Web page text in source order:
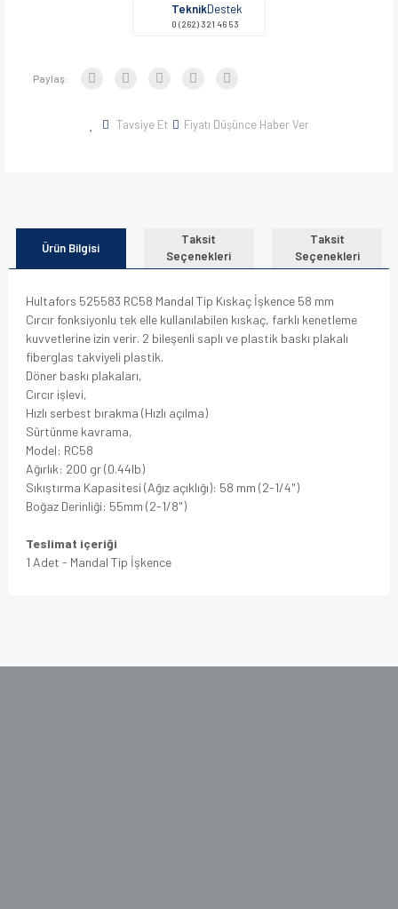
TeknikDestek
0 (262) 321 46 53
Paylaş:
Tavsiye Et Fiyatı Düşünce Haber Ver
Ürün Bilgisi
Taksit
Seçenekleri
Taksit
Seçenekleri
Hultafors 525583 RC58 Mandal Tip Kıskaç İşkence 58 mm
Cırcır fonksiyonlu tek elle kullanılabilen kıskaç, farklı kenetleme
kuvvetlerine izin verir. 2 bileşenli saplı ve plastik baskı plakalı
fiberglas takviyeli plastik.
Döner baskı plakaları,
Cırcır işlevi,
Hızlı serbest bırakma (Hızlı açılma)
Sürtünme kavrama,
Model: RC58
Ağırlık: 200 gr (0.44lb)
Sıkıştırma Kapasitesi (Ağız açıklığı): 58 mm (2-1/4")
Boğaz Derinliği: 55mm (2-1/8")
Teslimat içeriği
1 Adet - Mandal Tip İşkence